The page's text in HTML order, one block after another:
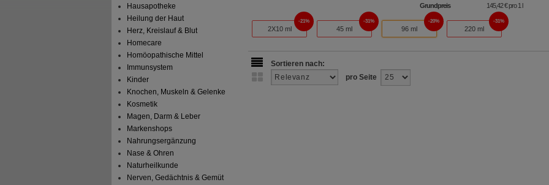
Hausapotheke
Heilung der Haut
Herz, Kreislauf & Blut
Homecare
Homöopathische Mittel
Immunsystem
Kinder
Knochen, Muskeln & Gelenke
Kosmetik
Magen, Darm & Leber
Markenshops
Nahrungsergänzung
Nase & Ohren
Naturheilkunde
Nerven, Gedächtnis & Gemüt
Grundpreis
145,42 €pro 1 l
2X10 ml
21%
45 ml
31%
96 ml
20%
220 ml
31%
Sortieren nach:
pro Seite